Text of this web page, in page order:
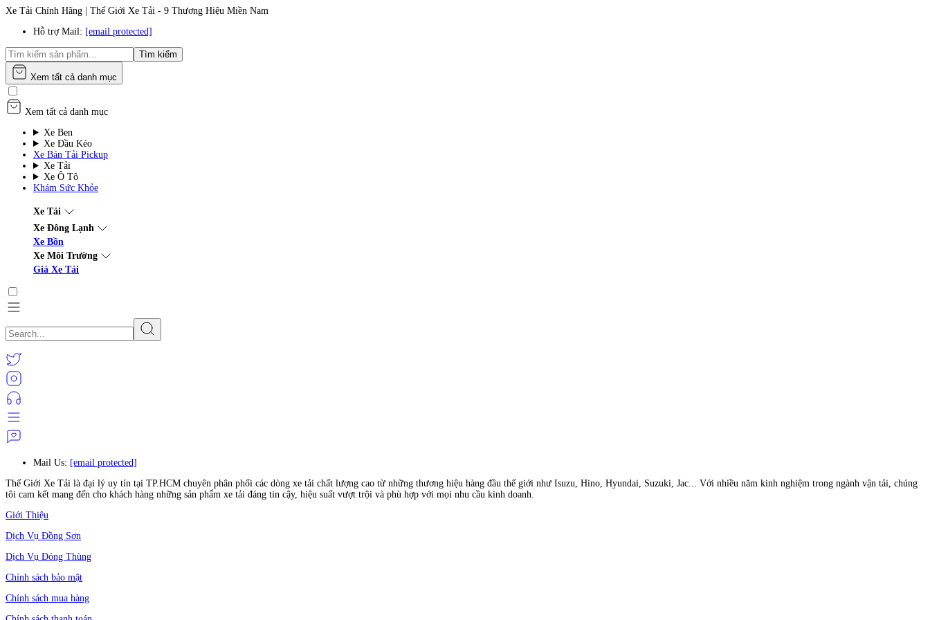
Xe Tải Chính Hãng | Thế Giới Xe Tải - 9 Thương Hiệu Miền Nam
Hỗ trợ Mail: [email protected]
Tìm kiếm
Xem tất cả danh mục
Xem tất cả danh mục
Xe Ben
Xe Đầu Kéo
Xe Bán Tải Pickup
Xe Tải
Xe Ô Tô
Khám Sức Khỏe
Xe Tải
Xe Đông Lạnh
Xe Bồn
Xe Môi Trường
Giá Xe Tải
Mail Us: [email protected]
Thế Giới Xe Tải là đại lý uy tín tại TP.HCM chuyên phân phối các dòng xe tải chất lượng cao từ những thương hiệu hàng đầu thế giới như Isuzu, Hino, Hyundai, Suzuki, Jac... Với nhiều năm kinh nghiệm trong ngành vận tải, chúng
tôi cam kết mang đến cho khách hàng những sản phẩm xe tải đáng tin cậy, hiệu suất vượt trội và phù hợp với mọi nhu cầu kinh doanh.
Giới Thiệu
Dịch Vụ Đồng Sơn
Dịch Vụ Đóng Thùng
Chính sách bảo mật
Chính sách mua hàng